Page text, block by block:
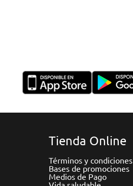
Tienda Online
Términos y condiciones
Bases de promociones
Medios de Pago